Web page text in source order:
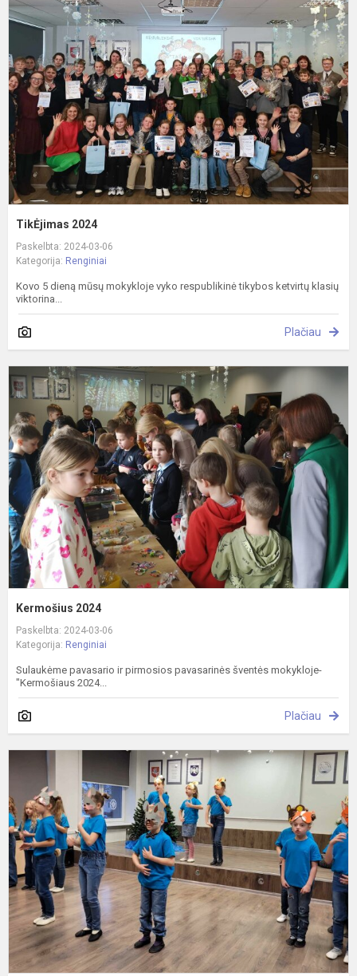
TikĖjimas 2024
Paskelbta: 2024-03-06
Kategorija: Renginiai
Kovo 5 dieną mūsų mokykloje vyko respublikinė tikybos ketvirtų klasių
viktorina...
Plačiau
Kermošius 2024
Paskelbta: 2024-03-06
Kategorija: Renginiai
Sulaukėme pavasario ir pirmosios pavasarinės šventės mokykloje-
"Kermošiaus 2024...
Plačiau